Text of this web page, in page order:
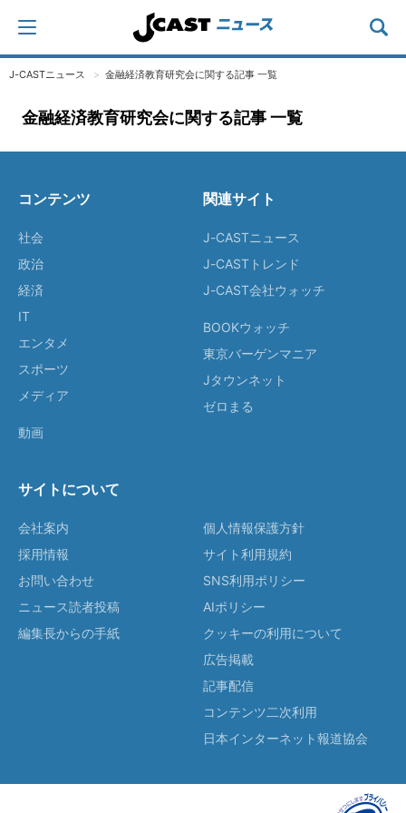
J-CASTニュース 金融経済教育研究会に関する記事 一覧
金融経済教育研究会に関する記事 一覧
コンテンツ
社会
政治
経済
IT
エンタメ
スポーツ
メディア
動画
関連サイト
J-CASTニュース
J-CASTトレンド
J-CAST会社ウォッチ
BOOKウォッチ
東京バーゲンマニア
Jタウンネット
ゼロまる
サイトについて
会社案内
採用情報
お問い合わせ
ニュース読者投稿
編集長からの手紙
個人情報保護方針
サイト利用規約
SNS利用ポリシー
AIポリシー
クッキーの利用について
広告掲載
記事配信
コンテンツ二次利用
日本インターネット報道協会